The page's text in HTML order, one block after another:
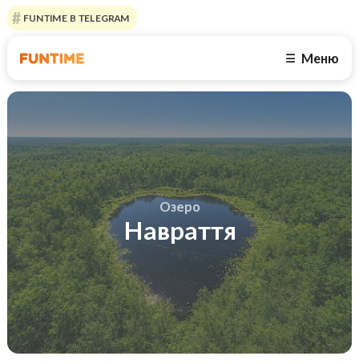
FUNTIME В TELEGRAM
☰ Меню
Озеро
Навраття